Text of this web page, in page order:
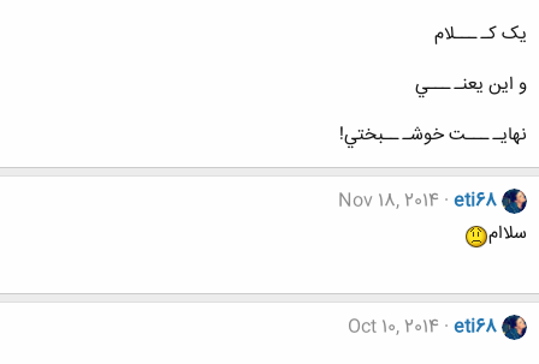
يک کـ ـــلام
و اين يعنـ ـــي
نهايـ ـــت خوشـ ــبختي!
eti68
Nov 18, 2014
سلاام
eti68
Oct 10, 2014